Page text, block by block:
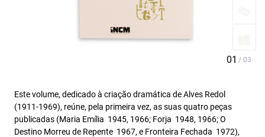
Este volume, dedicado à criação dramática de Alves Redol
(1911-1969), reúne, pela primeira vez, as suas quatro peças
publicadas (Maria Emília  1945, 1966; Forja  1948, 1966; O
Destino Morreu de Repente  1967, e Fronteira Fechada  1972),